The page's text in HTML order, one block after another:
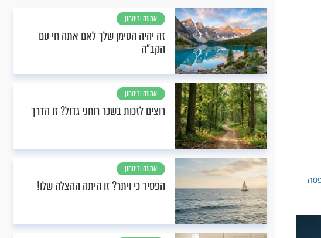
אמונה וביטחון
זה יהיה הסימן שלך לאם אתה חי עם
הקב"ה
אמונה וביטחון
רוצים לזכות בשכר רוחני גדול? זו הדרך
אמונה וביטחון
הפסיד כי ויתר? זו היתה ההצלה שלו!